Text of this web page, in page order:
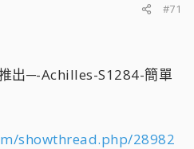
#71
出─-Achilles-S1284-簡單
showthread.php/28982